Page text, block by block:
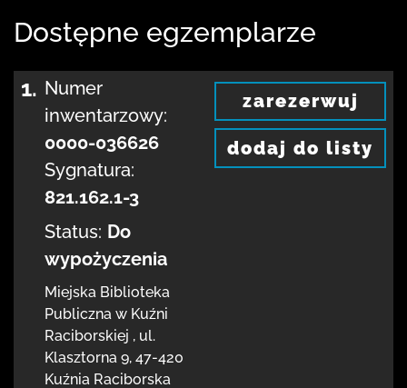
Dostępne egzemplarze
1. Numer
inwentarzowy:
0000-036626
Sygnatura:
821.162.1-3
Status: Do
wypożyczenia
Miejska Biblioteka
Publiczna w Kuźni
Raciborskiej , ul.
Klasztorna 9, 47-420
Kuźnia Raciborska
zarezerwuj
dodaj do listy